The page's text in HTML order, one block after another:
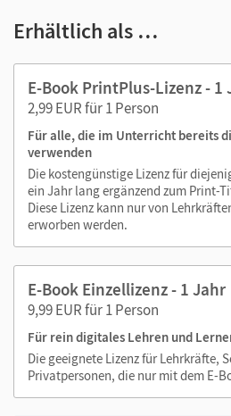
Notizen erstellen
Markierungen setzen
Text ergänzen
Lesezeichen hinzufügen
im Text suchen
zoomen
Die Medien sind wichtige
sind seitengenau platziert, damit
jederzeit unkompliziert darauf
gestalten Sie das Lehren und
abwechslungsreich. Kein
zeitaufwendiges Suchen!
Medien in diesem E-Book :
Schulbuch als E-Book mit
Erhältlich als …
E-Book PrintPlus-Lizenz - 1
2,99 EUR für 1 Person
Für alle, die im Unterricht bereits
verwenden
Die kostengünstige Lizenz für
ein Jahr lang ergänzend zum Print-
Diese Lizenz kann nur von
erworben werden.
E-Book Einzellizenz - 1 Jahr
9,99 EUR für 1 Person
Für rein digitales Lehren und
Die geeignete Lizenz für Lehrkräfte,
Privatpersonen, die nur mit dem E-